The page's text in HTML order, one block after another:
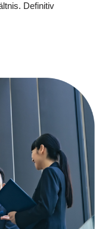
Definitiv